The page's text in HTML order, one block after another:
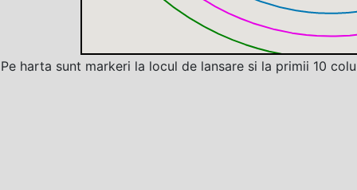
Pe harta sunt markeri la locul de lansare si la primii 10